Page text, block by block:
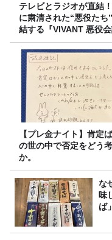
テレビとラジオが直結
に粛清された“悪役たち
結する『VIVANT 悪役
7/26(日)23時スタート！
【プレ金ナイト】肯定
の世の中で否定をどう
か。
な
味
ば